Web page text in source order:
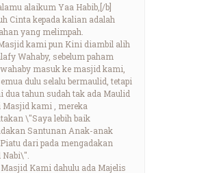
alaikum Yaa Habib,[/b]
Cinta kepada kalian adalah
yang melimpah.
kami pun Kini diambil alih
Wahaby, sebelum paham
masuk ke masjid kami,
dulu selalu bermaulid, tetapi
dua tahun sudah tak ada Maulid
Masjid kami , mereka
\"Saya lebih baik
Santunan Anak-anak
dari pada mengadakan
Kami dahulu ada Majelis